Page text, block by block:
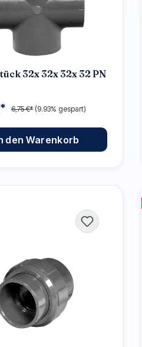
32x 32x 32x 32 PN
6,75 €* (9.93% gespart)
den Warenkorb